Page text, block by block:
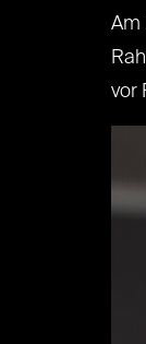
Am
vor